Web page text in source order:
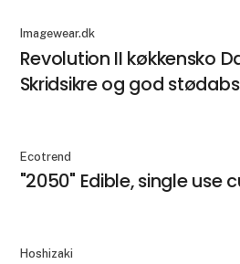
Imagewear.dk
Revolution II køkkensko
Skridsikre og god
Ecotrend
"2050" Edible, single use
Hoshizaki